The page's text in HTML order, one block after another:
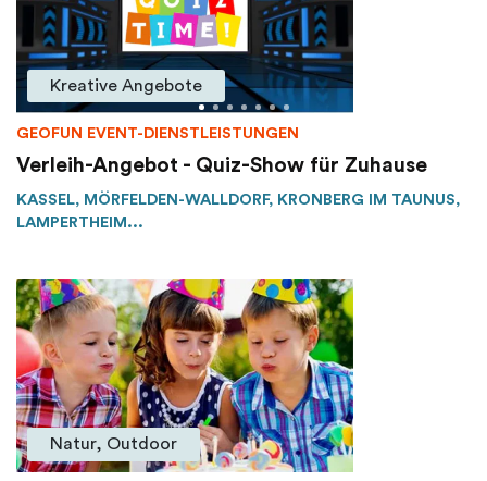
Kreative Angebote
GEOFUN EVENT-DIENSTLEISTUNGEN
Verleih-Angebot - Quiz-Show für Zuhause
KASSEL, MÖRFELDEN-WALLDORF, KRONBERG IM TAUNUS,
LAMPERTHEIM...
Natur, Outdoor